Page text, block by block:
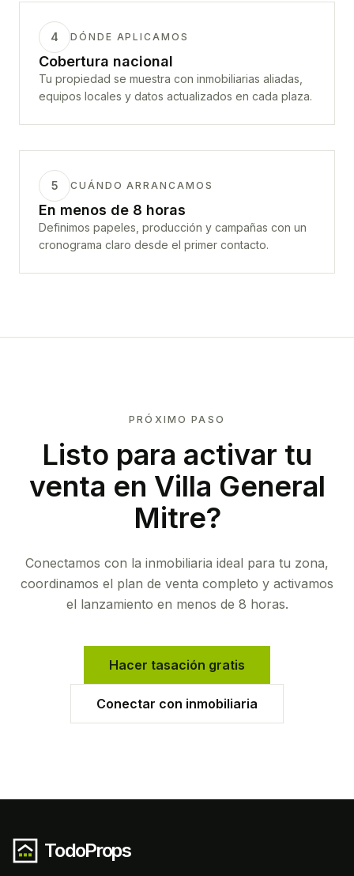
4 DÓNDE APLICAMOS
Cobertura nacional
Tu propiedad se muestra con inmobiliarias aliadas,
equipos locales y datos actualizados en cada plaza.
5 CUÁNDO ARRANCAMOS
En menos de 8 horas
Definimos papeles, producción y campañas con un
cronograma claro desde el primer contacto.
PRÓXIMO PASO
Listo para activar tu
venta en Villa General
Mitre?
Conectamos con la inmobiliaria ideal para tu zona,
coordinamos el plan de venta completo y activamos
el lanzamiento en menos de 8 horas.
Hacer tasación gratis
Conectar con inmobiliaria
TodoProps